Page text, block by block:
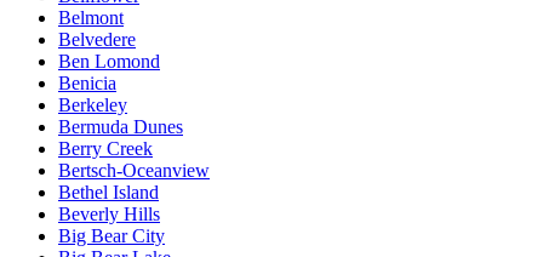
Belmont
Belvedere
Ben Lomond
Benicia
Berkeley
Bermuda Dunes
Berry Creek
Bertsch-Oceanview
Bethel Island
Beverly Hills
Big Bear City